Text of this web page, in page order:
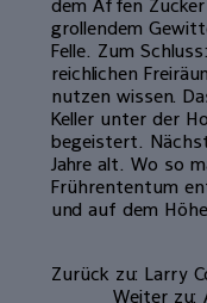
dem Affen
grollendem
Felle. Zum
reichlichen
nutzen wissen.
Keller unter der
begeistert.
Jahre alt. Wo so
Frührententum
und auf dem
Zurück zu: Larry
Weiter zu: